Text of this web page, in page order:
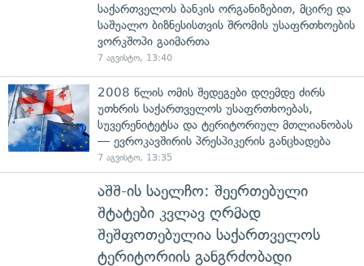
საქართველოს ბანკის ორგანიზებით, მცირე და
საშუალო ბიზნესისთვის შრომის უსაფრთხოების
ვორკშოპი გაიმართა
7 აგვისტო, 13:40
2008 წლის ომის შედეგები დღემდე ძირს
უთხრის საქართველოს უსაფრთხოებას,
სუვერენიტეტსა და ტერიტორიულ მთლიანობას
— ევროკავშირის პრესპიკერის განცხადება
7 აგვისტო, 13:35
აშშ-ის საელჩო: შეერთებული
შტატები კვლავ ღრმად
შეშფოთებულია საქართველოს
ტერიტორიის განგრძობადი